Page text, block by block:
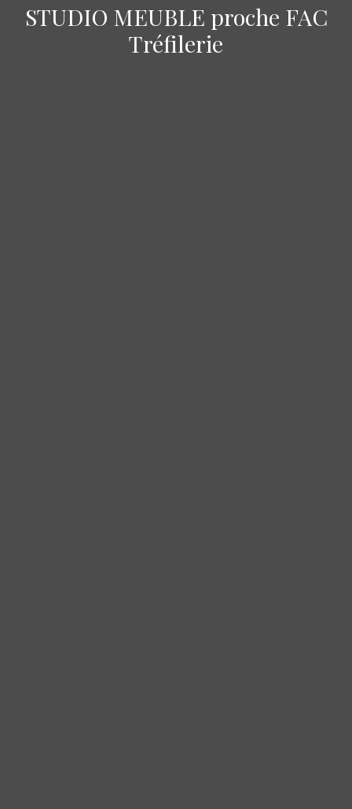
STUDIO MEUBLE proche FAC
Tréfilerie